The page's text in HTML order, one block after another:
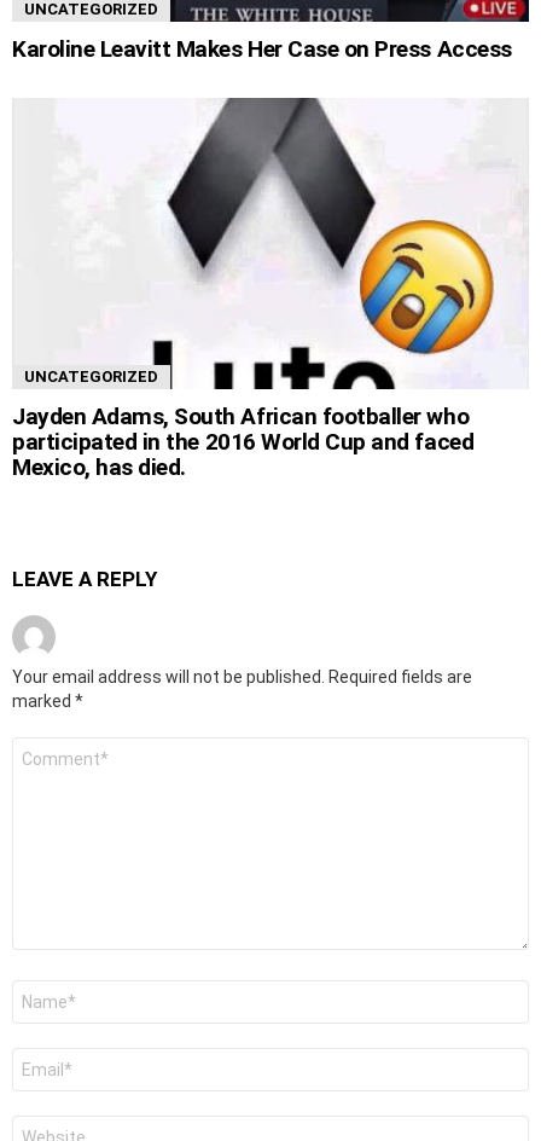
UNCATEGORIZED
Karoline Leavitt Makes Her Case on Press Access
UNCATEGORIZED
Jayden Adams, South African footballer who
participated in the 2016 World Cup and faced
Mexico, has died.
LEAVE A REPLY
Your email address will not be published.
Required fields are
marked *